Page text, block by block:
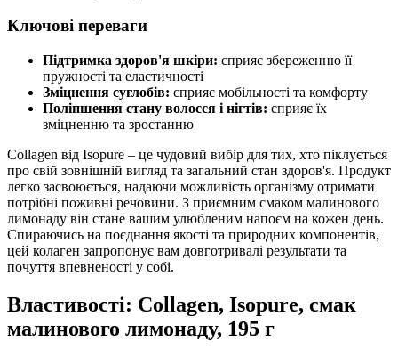
Ключові переваги
Підтримка здоров'я шкіри: сприяє збереженню її
пружності та еластичності
Зміцнення суглобів: сприяє мобільності та комфорту
Поліпшення стану волосся і нігтів: сприяє їх
зміцненню та зростанню
Collagen від Isopure – це чудовий вибір для тих, хто піклується
про свій зовнішній вигляд та загальний стан здоров'я. Продукт
легко засвоюється, надаючи можливість організму отримати
потрібні поживні речовини. З приємним смаком малинового
лимонаду він стане вашим улюбленим напоєм на кожен день.
Спираючись на поєднання якості та природних компонентів,
цей колаген запропонує вам довготривалі результати та
почуття впевненості у собі.
Властивості: Collagen, Isopure, смак
малинового лимонаду, 195 г